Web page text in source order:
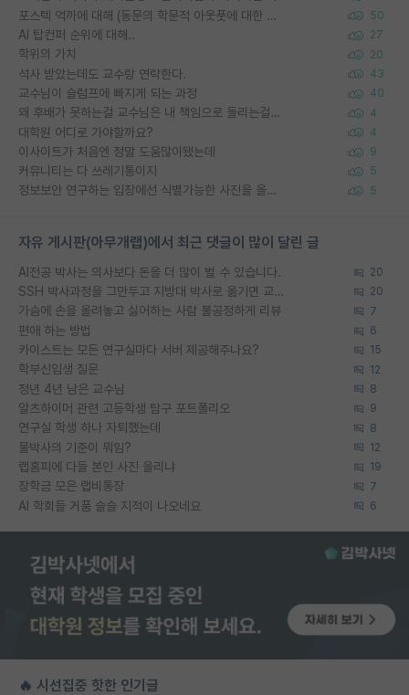
포스텍 억까에 대해 (동문의 학문적 아웃풋에 대한 반박) 50
AI 탑컨퍼 순위에 대해.. 27
학위의 가치 20
석사 받았는데도 교수랑 연락한다. 43
교수님이 슬럼프에 빠지게 되는 과정 40
왜 후배가 못하는걸 교수님은 내 책임으로 돌리는걸까요? 4
대학원 어디로 가야할까요? 4
이사이트가 처음엔 정말 도움많이됐는데 9
커뮤니티는 다 쓰레기통이지 5
정보보안 연구하는 입장에선 식별가능한 사진을 올리는건 비추이긴함 5
자유 게시판(아무개랩)에서 최근 댓글이 많이 달린 글
AI전공 박사는 의사보다 돈을 더 많이 벌 수 있습니다. 20
SSH 박사과정을 그만두고 지방대 박사로 옮기면 교수의 꿈은 끝일까요? 20
가슴에 손을 올려놓고 싫어하는 사람 불공정하게 리뷰 7
편애 하는 방법 6
카이스트는 모든 연구실마다 서버 제공해주나요? 15
학부신입생 질문 12
정년 4년 남은 교수님 8
알츠하이머 관련 고등학생 탐구 포트폴리오 9
연구실 학생 하나 자퇴했는데 8
물박사의 기준이 뭐임? 12
랩홈피에 다들 본인 사진 올리냐 19
장학금 모은 랩비통장 7
AI 학회들 거품 슬슬 지적이 나오네요 6
🔥 시선집중 핫한 인기글